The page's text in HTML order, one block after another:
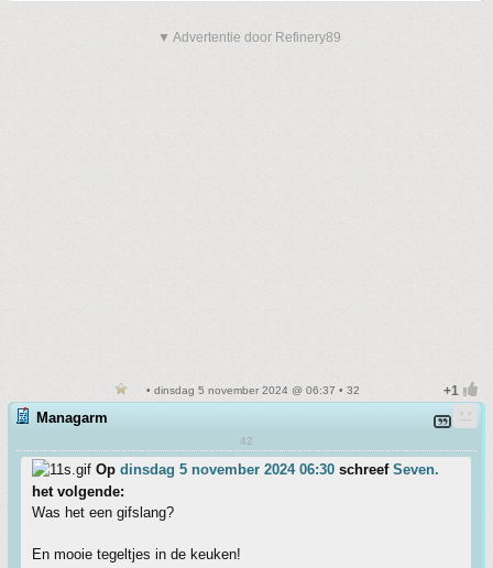
▼ Advertentie door Refinery89
• dinsdag 5 november 2024 @ 06:37 • 32
Managarm
42
Op dinsdag 5 november 2024 06:30 schreef Seven.
het volgende:
Was het een gifslang?
En mooie tegeltjes in de keuken!